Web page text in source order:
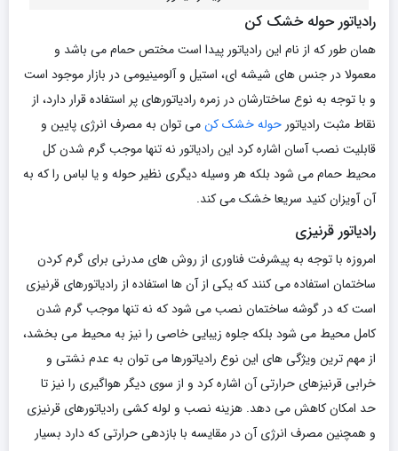
رادیاتور حوله خشک کن
همان طور که از نام این رادیاتور پیدا است مختص حمام می باشد و
معمولا در جنس های شیشه ای، استیل و آلومینیومی در بازار موجود است
و با توجه به نوع ساختارشان در زمره رادیاتورهای پر استفاده قرار دارد، از
نقاط مثبت رادیاتور حوله خشک کنمی توان به مصرف انرژی پایین و
قابلیت نصب آسان اشاره کرد این رادیاتور نه تنها موجب گرم شدن کل
محیط حمام می شود بلکه هر وسیله دیگری نظیر حوله و یا لباس را که به
آن آویزان کنید سریعا خشک می کند.
رادیاتور قرنیزی
امروزه با توجه به پیشرفت فناوری از روش های مدرنی برای گرم کردن
ساختمان استفاده می کنند که یکی از آن ها استفاده از رادیاتورهای قرنیزی
است که در گوشه ساختمان نصب می شود که نه تنها موجب گرم شدن
کامل محیط می شود بلکه جلوه زیبایی خاصی را نیز به محیط می بخشد،
از مهم ترین ویژگی های این نوع رادیاتورها می توان به عدم نشتی و
خرابی قرنیزهای حرارتی آن اشاره کرد و از سوی دیگر هواگیری را نیز تا
حد امکان کاهش می دهد. هزینه نصب و لوله کشی رادیاتورهای قرنیزی
و همچنین مصرف انرژی آن در مقایسه با بازدهی حرارتی که دارد بسیار